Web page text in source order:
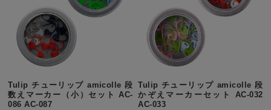
Tulip チューリップ amicolle 段
数えマーカー（小）セット AC-
086 AC-087
Tulip チューリップ amicolle 段
かぞえマーカーセット AC-032
AC-033